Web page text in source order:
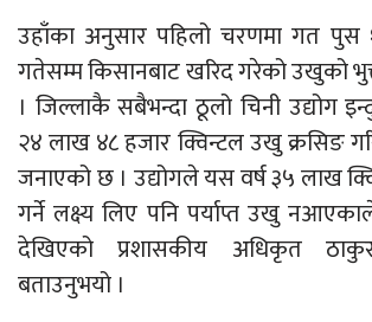
उहाँका अनुसार पहिलो चरणमा गत पुस
गतेसम्म किसानबाट खरिद गरेको उखुको
। जिल्लाकै सबैभन्दा ठूलो चिनी उद्योग
२४ लाख ४८ हजार क्विन्टल उखु क्रसिङ
जनाएको छ । उद्योगले यस वर्ष ३५ लाख
गर्ने लक्ष्य लिए पनि पर्याप्त उखु
देखिएको प्रशासकीय अधिकृत
बताउनुभयो ।